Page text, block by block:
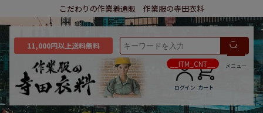
こだわりの作業着通販 作業服の寺田衣料
ログイン
__ITM_CNT__
カート
メニュー
11,000円以上送料無料